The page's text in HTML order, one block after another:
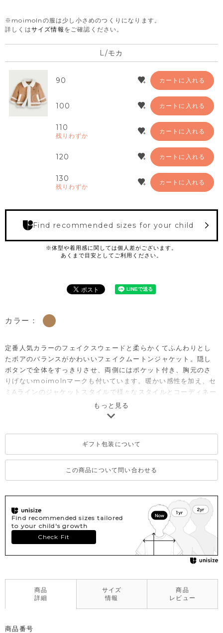
※moimolnの服は少し小さめのつくりになります。
詳しくはサイズ情報 をご確認ください。
L/モカ
90 カートに入れる
100 カートに入れる
110
残りわずか
カートに入れる
120 カートに入れる
130
残りわずか
カートに入れる
Find recommended sizes for your child
カラー：
定番人気カラーのフェイクスウェードと柔らかくてふんわりとし
たボアのバランスがかわいいフェイクムートンジャケット。隠し
ボタンで全体をすっきりさせ、両側にはポケット付き、胸元のさ
りげないmoimolnマークも付いています。暖かい感性を加え、セ
ミAラインのジャケットスタイルで様々なスタイルとコーディネー
トしやすいアイテムです。* 素材の特性上、熱に弱いためお湯や乾
燥機の使用を避け、軽い汚れは部分洗濯をお勧めいたします。
もっと見る
ギフト包装について
この商品について問い合わせる
Find recommended sizes tailored
to your child's growth
Check Fit
商品
詳細
サイズ
情報
商品
レビュー
商品番号